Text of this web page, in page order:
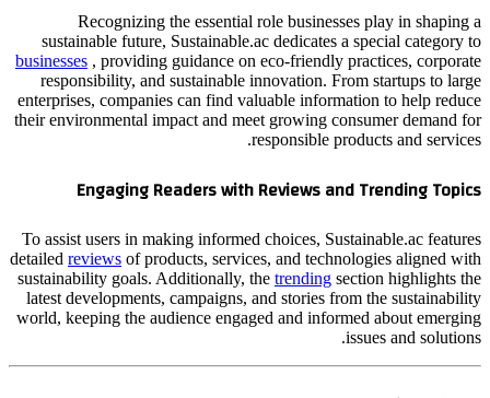
Recognizing the essential role businesses play in shaping a
sustainable future, Sustainable.ac dedicates a special category to
businesses , providing guidance on eco-friendly practices, corporate
responsibility, and sustainable innovation. From startups to large
enterprises, companies can find valuable information to help reduce
their environmental impact and meet growing consumer demand for
responsible products and services.
Engaging Readers with Reviews and Trending Topics
To assist users in making informed choices, Sustainable.ac features
detailed reviews of products, services, and technologies aligned with
sustainability goals. Additionally, the trending section highlights the
latest developments, campaigns, and stories from the sustainability
world, keeping the audience engaged and informed about emerging
issues and solutions.